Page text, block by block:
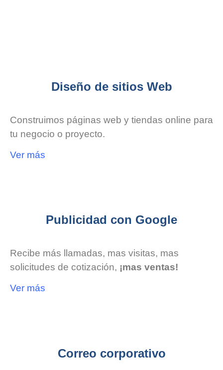
Diseño de sitios Web
Construimos páginas web y tiendas online para
tu negocio o proyecto.
Ver más
Publicidad con Google
Recibe más llamadas, mas visitas, mas
solicitudes de cotización, ¡mas ventas!
Ver más
Correo corporativo